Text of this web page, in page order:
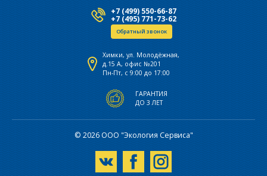
+7 (499) 550-66-87
+7 (495) 771-73-62
Обратный звонок
Химки, ул. Молодёжная,
д.15 А, офис №201
Пн-Пт, с 9:00 до 17:00
ГАРАНТИЯ
ДО 3 ЛЕТ
© 2026 ООО "Экология Сервиса"